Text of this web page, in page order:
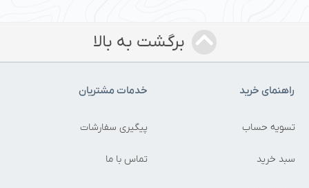
برگشت به بالا
راهنمای خرید
تسویه حساب
سبد خرید
خدمات مشتریان
پیگیری سفارشات
تماس با ما